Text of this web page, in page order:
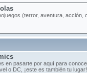
(terror, aventura, acción,
en pasarte por aquí para
o DC, ¡este es también tu lugar!